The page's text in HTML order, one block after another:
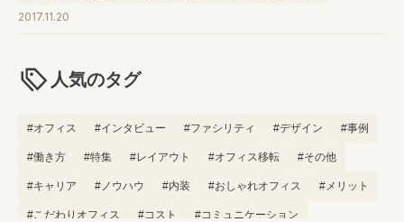
2017.11.20
人気のタグ
#オフィス #インタビュー #ファシリティ #デザイン #事例
#働き方 #特集 #レイアウト #オフィス移転 #その他
#キャリア #ノウハウ #内装 #おしゃれオフィス #メリット
#こだわりオフィス #コスト #コミュニケーション